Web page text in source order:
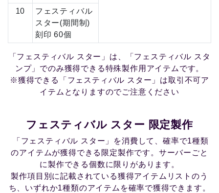
10
フェスティバル
スター(期間制)
刻印 60個
「フェスティバル スター」は、「フェスティバル スタ
ンプ」でのみ獲得できる特殊製作用アイテムです。
※獲得できる「フェスティバル スター」は取引不可ア
イテムとなりますのでご注意ください
フェスティバル スター 限定製作
「フェスティバル スター」を消費して、確率で1種類
のアイテムが獲得できる限定製作です。サーバーごと
に製作できる個数に限りがあります。
製作項目別に記載されている獲得アイテムリストのう
ち、いずれか1種類のアイテムを確率で獲得できます。